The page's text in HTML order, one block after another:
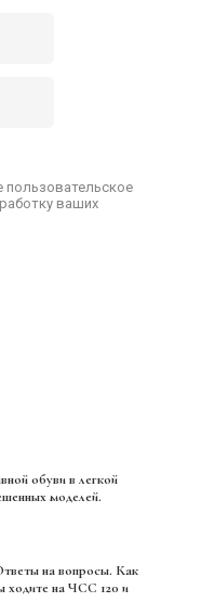
пользовательское
ваших
моделей.
ходите на ЧСС 120 и